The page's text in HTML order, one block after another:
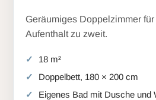
Geräumiges Doppelzimmer
Aufenthalt zu zweit.
18 m²
Doppelbett, 180 × 200 cm
Eigenes Bad mit Dusche und